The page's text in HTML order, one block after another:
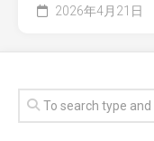
2026年4月21日